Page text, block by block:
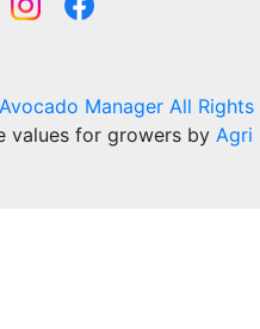
Manager All Rights
values for growers by Agri